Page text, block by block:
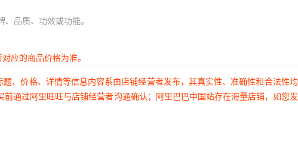
品质、功效或功能。
应的商品价格为准。
、价格、详情等信息内容系由店铺经营者发布，其真实性、准确性和合法性
通过阿里旺旺与店铺经营者沟通确认；阿里巴巴中国站存在海量店铺，如您